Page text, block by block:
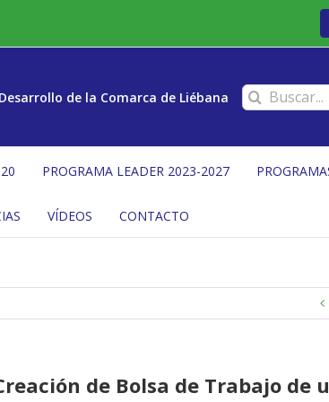
de la Comarca de Liébana Buscar:
PROGRAMA LEADER 2023-2027
VÍDEOS CONTACTO
de Bolsa de Trabajo de